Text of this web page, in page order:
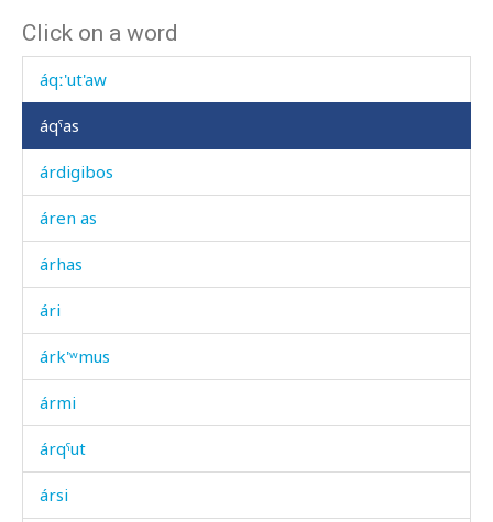
Click on a word
áqː'as
áqː'ut'aw
áqˤas
árdigibos
áren as
árhas
ári
árk'ʷmus
ármi
árqˤut
ársi